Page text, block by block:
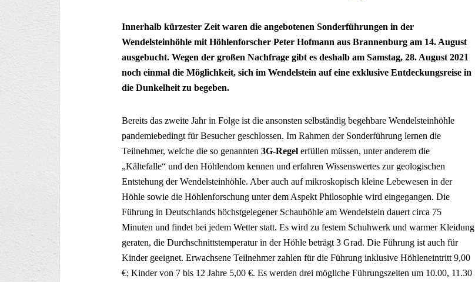
Innerhalb kürzester Zeit waren die angebotenen Sonderführungen in der
Wendelsteinhöhle mit Höhlenforscher Peter Hofmann aus Brannenburg am 14. August
ausgebucht. Wegen der großen Nachfrage gibt es deshalb am Samstag, 28. August 2021
noch einmal die Möglichkeit, sich im Wendelstein auf eine exklusive Entdeckungsreise in
die Dunkelheit zu begeben.
Bereits das zweite Jahr in Folge ist die ansonsten selbständig begehbare Wendelsteinhöhle
pandemiebedingt für Besucher geschlossen. Im Rahmen der Sonderführung lernen die
Teilnehmer, welche die so genannten 3G-Regel erfüllen müssen, unter anderem die
„Kältefalle“ und den Höhlendom kennen und erfahren Wissenswertes zur geologischen
Entstehung der Wendelsteinhöhle. Aber auch auf mikroskopisch kleine Lebewesen in der
Höhle sowie die Höhlenforschung unter dem Aspekt Philosophie wird eingegangen. Die
Führung in Deutschlands höchstgelegener Schauhöhle am Wendelstein dauert circa 75
Minuten und findet bei jedem Wetter statt. Es wird zu festem Schuhwerk und warmer Kleidung
geraten, die Durchschnittstemperatur in der Höhle beträgt 3 Grad. Die Führung ist auch für
Kinder geeignet. Erwachsene Teilnehmer zahlen für die Führung inklusive Höhleneintritt 9,00
€; Kinder von 7 bis 12 Jahre 5,00 €. Es werden drei mögliche Führungszeiten um 10.00, 11.30